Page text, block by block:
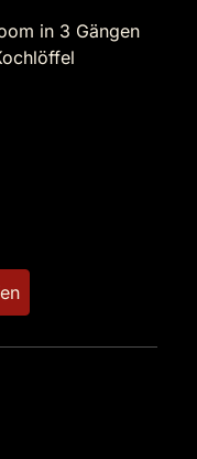
in 3 Gängen